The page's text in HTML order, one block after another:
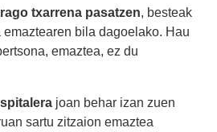
txarrena pasatzen, besteak
bila dagoelako. Hau
emaztea, ez du
joan behar izan zuen
sartu zitzaion emaztea